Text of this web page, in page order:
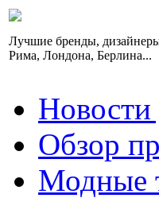
Лучшие бренды,
Рима, Лондона, Берлина...
Обзор
Модные